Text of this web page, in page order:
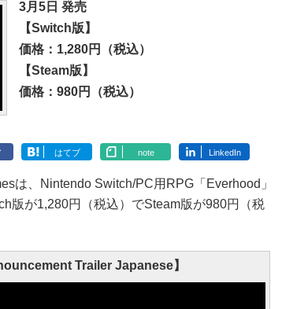
3月5日 発売
【Switch版】
価格：1,280円（税込）
【Steam版】
価格：980円（税込）
はてブ note LinkedIn
は、Nintendo Switch/PC用RPG「Everhood」
版が1,280円（税込）でSteam版が980円（税
Trailer Japanese】